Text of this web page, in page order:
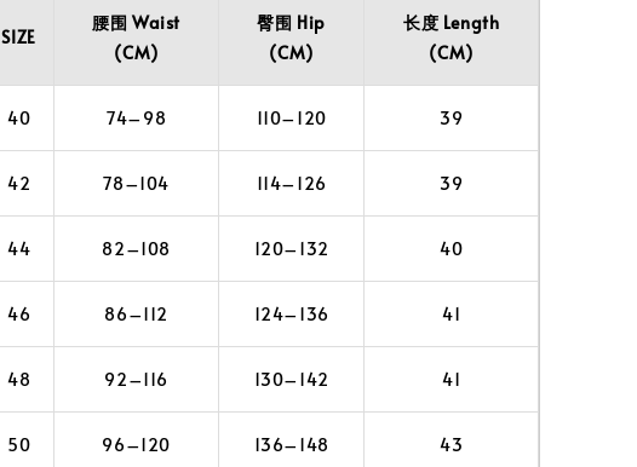
SIZE
腰围 Waist
(CM)
臀围 Hip
(CM)
长度 Length
(CM)
40 74–98 110–120 39
42 78–104 114–126 39
44 82–108 120–132 40
46 86–112 124–136 41
48 92–116 130–142 41
50 96–120 136–148 43